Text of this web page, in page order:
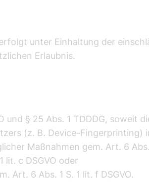
unter Einhaltung der
Erlaubnis.
und § 25 Abs. 1 TDDDG, soweit
(z. B. Device-Fingerprinting)
Maßnahmen gem. Art. 6 Abs.
lit. c DSGVO oder
Art. 6 Abs. 1 S. 1 lit. f DSGVO.